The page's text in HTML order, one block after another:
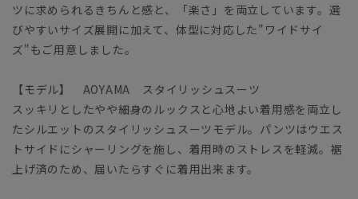
ツに求められるきちんと感と、「楽さ」を両立しています。選
びやすいサイズ展開に加えて、体型に対応した"ワイドサイ
ズ"もご用意しました。
【モデル】 AOYAMA スタイリッシュスーツ
スッキリとしたやや細身のルックスと心地よい着用感を両立し
たシルエットのスタイリッシュスーツモデル。パンツはウエス
トサイドにシャーリングを施し、着用時のストレスを軽減。裾
上げ済のため、届いたらすぐに着用出来ます。